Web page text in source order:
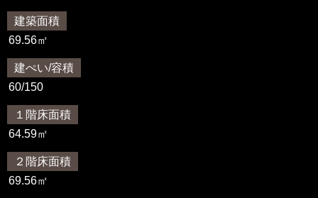
建築面積
69.56㎡
建ぺい/容積
60/150
１階床面積
64.59㎡
２階床面積
69.56㎡